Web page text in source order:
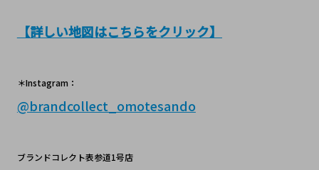
【詳しい地図はこちらをクリック】
＊Instagram：
@brandcollect_omotesando
ブランドコレクト表参道1号店